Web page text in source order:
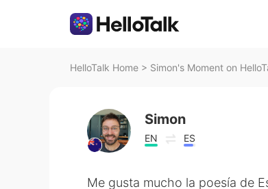
HelloTalk Home > Simon's Moment on
Simon
EN ES
Me gusta mucho la poesía de